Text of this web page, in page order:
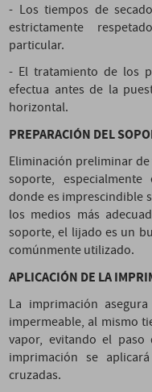
- Los tiempos de
estrictamente
particular.
- El tratamiento de los
efectua antes de la
horizontal.
PREPARACIÓN DEL
Eliminación preliminar
soporte,
donde es imprescindible
los medios más
soporte, el lijado es un
comúnmente utilizado.
APLICACIÓN DE LA
La imprimación
impermeable, al mismo
vapor, evitando el
imprimación se
cruzadas.